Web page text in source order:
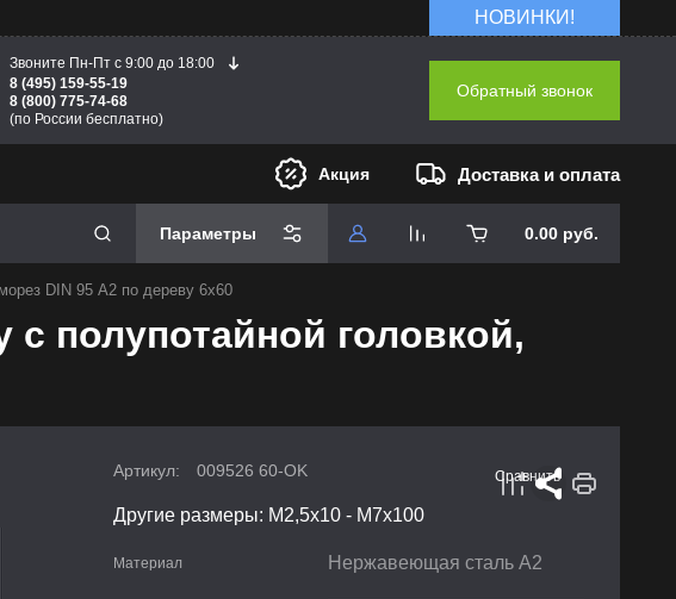
НОВИНКИ!
Звоните Пн-Пт с 9:00 до 18:00
8 (495) 159-55-19
8 (800) 775-74-68
(по России бесплатно)
Обратный звонок
Акция Доставка и оплата
Параметры 0.00 руб.
DIN 95 А2 по дереву 6х60
полупотайной головкой,
Сравнить
Артикул: 009526 60-OK
Другие размеры: М2,5х10 - М7х100
Материал Нержавеющая сталь А2